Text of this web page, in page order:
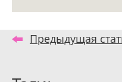
Предыдущая